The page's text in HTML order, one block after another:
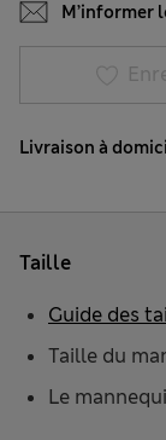
M’informer
Livraison à
Taille
Taille du
Le
Guide des